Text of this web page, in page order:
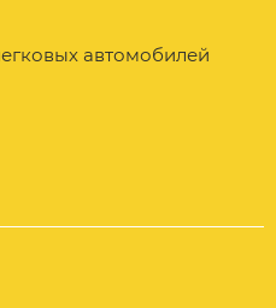
автомобилей